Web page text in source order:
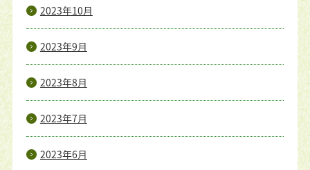
2023年10月
2023年9月
2023年8月
2023年7月
2023年6月